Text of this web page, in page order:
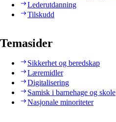
Lederutdanning
Tilskudd
Temasider
Sikkerhet og beredskap
Læremidler
Digitalisering
Samisk i barnehage og skole
Nasjonale minoriteter